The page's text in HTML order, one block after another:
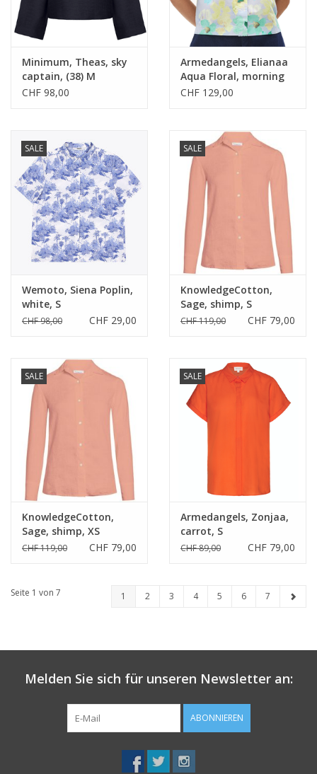
Minimum, Theas, sky
captain, (38) M
CHF 98,00
Armedangels, Elianaa
Aqua Floral, morning
sky, M
CHF 129,00
SALE
Wemoto, Siena Poplin,
white, S
CHF 98,00 CHF 29,00
SALE
KnowledgeCotton,
Sage, shimp, S
CHF 119,00 CHF 79,00
SALE
KnowledgeCotton,
Sage, shimp, XS
CHF 119,00 CHF 79,00
SALE
Armedangels, Zonjaa,
carrot, S
CHF 89,00 CHF 79,00
Seite 1 von 7 1 2 3 4 5 6 7
Melden Sie sich für unseren Newsletter an:
ABONNIEREN